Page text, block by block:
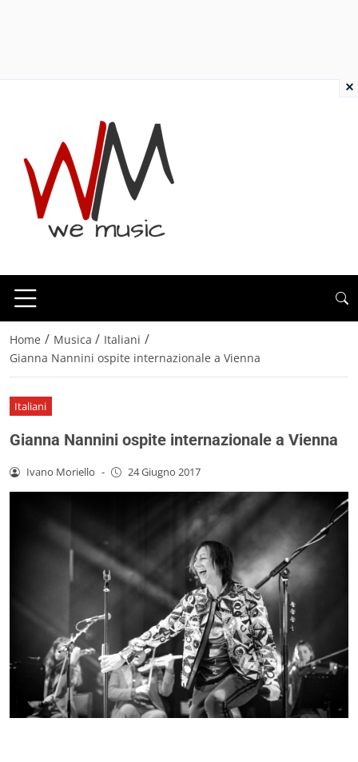
Home / Musica / Italiani /
Gianna Nannini ospite internazionale a Vienna
Italiani
Gianna Nannini ospite internazionale a Vienna
Ivano Moriello - 24 Giugno 2017
×